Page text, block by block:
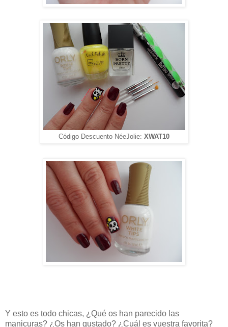
Código Descuento NéeJolie: XWAT10
Y esto es todo chicas, ¿Qué os han parecido las
manicuras? ¿Os han gustado? ¿Cuál es vuestra favorita?